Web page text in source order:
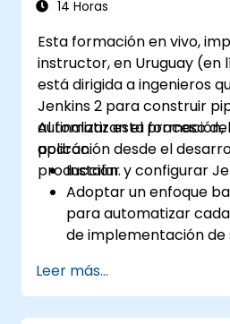
14 Horas
Esta formación en vivo,
instructor, en Uruguay (en
está dirigida a ingenieros
Jenkins 2 para construir
automatizan el proceso
aplicación desde el
producción.
Al finalizar esta
podrán:
Instalar y configurar
Adoptar un enfoque
para automatizar
de implementación de
compilaciones de la
software se confirma
Leer más...